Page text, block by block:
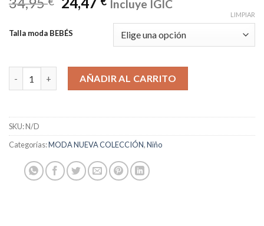
Incluye IGIC
Talla moda BEBÉS
LIMPIAR
conjunto bebé mayoral cantidad
AÑADIR AL CARRITO
SKU:N/D
Categorías:MODA NUEVA COLECCIÓN,Niño